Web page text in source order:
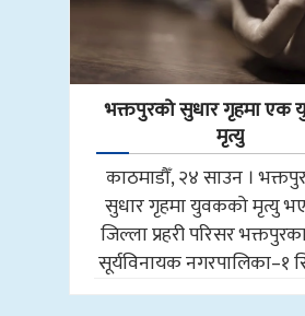
भक्तपुरको सुधार गृहमा एक
मृत्यु
काठमाडौँ, २४ साउन ।
सुधार गृहमा युवकको मृत्यु
जिल्ला प्रहरी परिसर
सूर्यविनायक नगरपालिका–१